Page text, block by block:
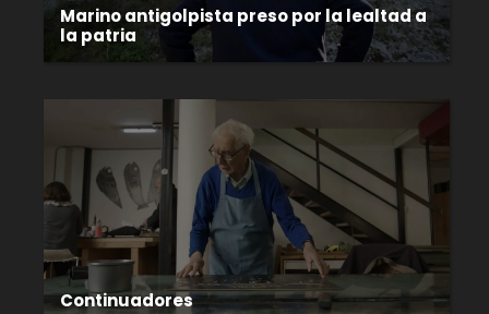
Marino antigolpista preso por la lealtad a
la patria
Continuadores